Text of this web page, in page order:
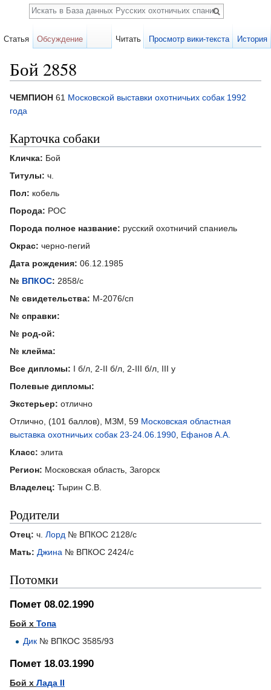
Бой 2858
ЧЕМПИОН 61 Московской выставки охотничьих собак 1992
года
Карточка собаки
Кличка: Бой
Титулы: ч.
Пол: кобель
Порода: РОС
Порода полное название: русский охотничий спаниель
Окрас: черно-пегий
Дата рождения: 06.12.1985
№ ВПКОС: 2858/с
№ свидетельства: М-2076/сп
№ справки:
№ род-ой:
№ клейма:
Все дипломы: I б/л, 2-II б/л, 2-III б/л, III у
Полевые дипломы:
Экстерьер: отлично
Отлично, (101 баллов), МЗМ, 59 Московская областная
выставка охотничьих собак 23-24.06.1990, Ефанов А.А.
Класс: элита
Регион: Московская область, Загорск
Владелец: Тырин С.В.
Родители
Отец: ч. Лорд № ВПКОС 2128/с
Мать: Джина № ВПКОС 2424/с
Потомки
Помет 08.02.1990
Бой х Топа
Дик № ВПКОС 3585/93
Помет 18.03.1990
Бой х Лада II
Статья Обсуждение Читать Просмотр вики-текста История
Поиск